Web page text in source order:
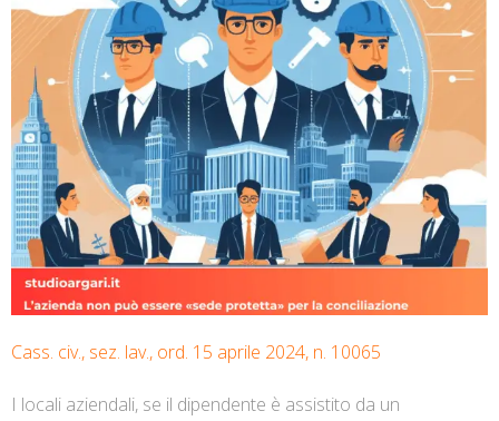
Cass. civ., sez. lav., ord. 15 aprile 2024, n. 10065
I locali aziendali, se il dipendente è assistito da un